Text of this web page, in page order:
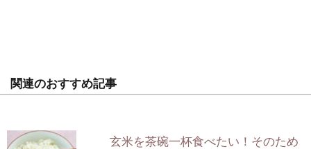
関連のおすすめ記事
玄米を茶碗一杯食べたい！そのため